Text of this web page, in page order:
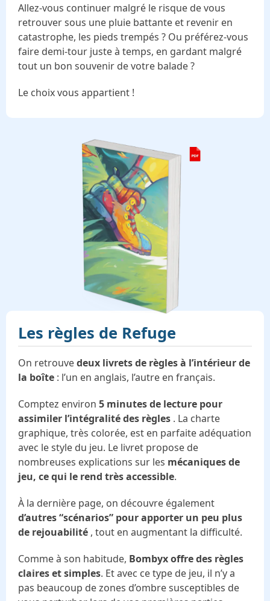
Allez-vous continuer malgré le risque de vous
retrouver sous une pluie battante et revenir en
catastrophe, les pieds trempés ? Ou préférez-vous
faire demi-tour juste à temps, en gardant malgré
tout un bon souvenir de votre balade ?
Le choix vous appartient !
Les règles de ️Refuge
On retrouvedeux livrets de règles à l’intérieur de
la boîte : l’un en anglais, l’autre en français.
Comptez environ 5 minutes de lecture pour
assimiler l’intégralité des règles . La charte
graphique, très colorée, est en parfaite adéquation
avec le style du jeu. Le livret propose de
nombreuses explications sur les mécaniques de
jeu, ce qui le rend très accessible.
À la dernière page, on découvre également
d’autres “scénarios” pour apporter un peu plus
de rejouabilité , tout en augmentant la difficulté.
Comme à son habitude, Bombyx offre des règles
claires et simples. Et avec ce type de jeu, il n’y a
pas beaucoup de zones d’ombre susceptibles de